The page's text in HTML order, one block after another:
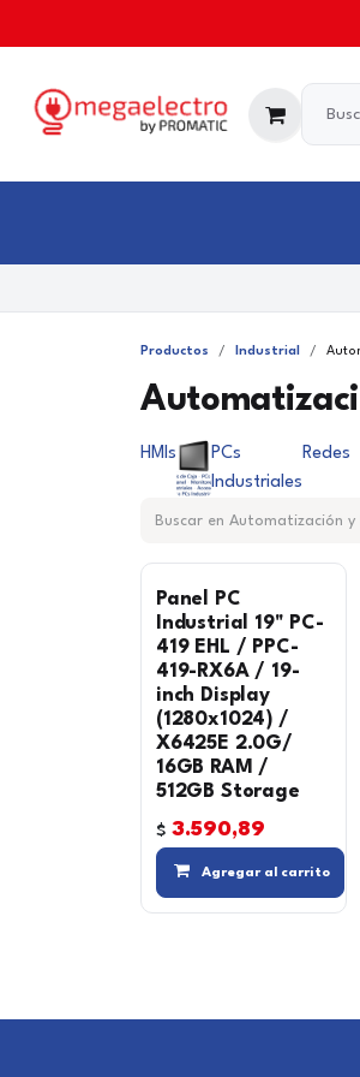
Productos Industrial
HMIs
PCs
Industriales
Redes
Panel PC
Industrial 19" PC-
419 EHL / PPC-
419-RX6A / 19-
inch Display
(1280x1024) /
X6425E 2.0G/
16GB RAM /
512GB Storage
$ 3.590,89
Agregar al carrito